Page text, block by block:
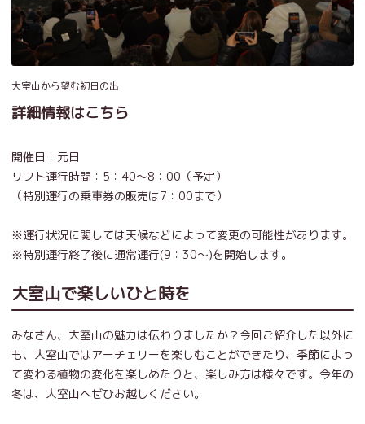
大室山から望む初日の出
詳細情報はこちら
開催日：元日
リフト運行時間：5：40～8：00（予定）
（特別運行の乗車券の販売は7：00まで）
※運行状況に関しては天候などによって変更の可能性があります。
※特別運行終了後に通常運行(9：30～)を開始します。
大室山で楽しいひと時を
みなさん、大室山の魅力は伝わりましたか？今回ご紹介した以外に
も、大室山ではアーチェリーを楽しむことができたり、季節によっ
て変わる植物の変化を楽しめたりと、楽しみ方は様々です。今年の
冬は、大室山へぜひお越しください。